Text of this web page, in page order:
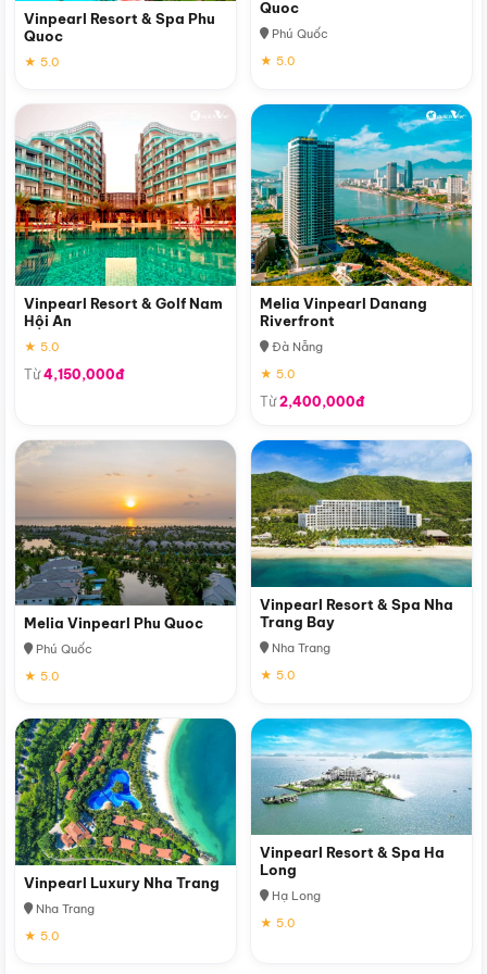
Vinpearl Resort & Spa Phu
Quoc
★ 5.0
Quoc
Phú Quốc
★ 5.0
Vinpearl Resort & Golf Nam
Hội An
★ 5.0
Từ4,150,000đ
Melia Vinpearl Danang
Riverfront
Đà Nẵng
★ 5.0
Từ2,400,000đ
Melia Vinpearl Phu Quoc
Phú Quốc
★ 5.0
Vinpearl Resort & Spa Nha
Trang Bay
Nha Trang
★ 5.0
Vinpearl Luxury Nha Trang
Nha Trang
★ 5.0
Vinpearl Resort & Spa Ha
Long
Hạ Long
★ 5.0